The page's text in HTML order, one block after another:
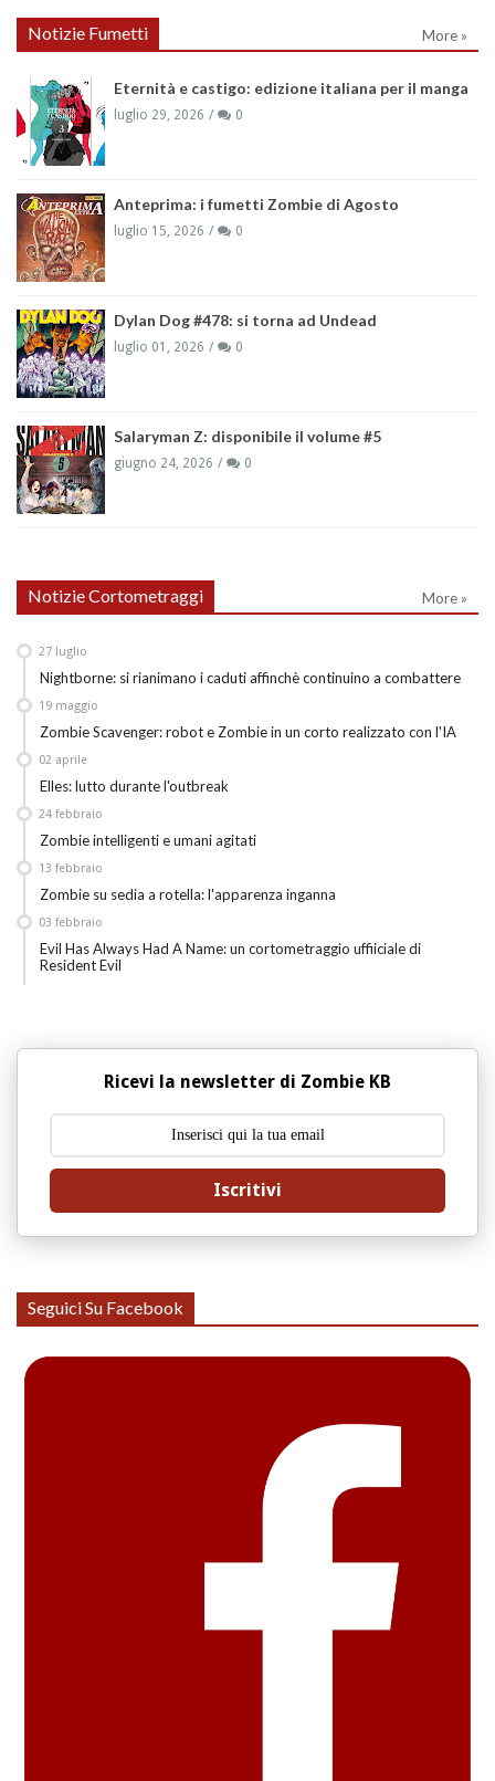
Notizie Fumetti More »
Eternità e castigo: edizione italiana per il manga
luglio 29, 2026 0
Anteprima: i fumetti Zombie di Agosto
luglio 15, 2026 0
Dylan Dog #478: si torna ad Undead
luglio 01, 2026 0
Salaryman Z: disponibile il volume #5
giugno 24, 2026 0
Notizie Cortometraggi More »
Nightborne: si rianimano i caduti affinchè continuino a combattere
27 luglio
Zombie Scavenger: robot e Zombie in un corto realizzato con l'IA
19 maggio
Elles: lutto durante l'outbreak
02 aprile
Zombie intelligenti e umani agitati
24 febbraio
Zombie su sedia a rotella: l'apparenza inganna
13 febbraio
Evil Has Always Had A Name: un cortometraggio uffiiciale di
Resident Evil
03 febbraio
Ricevi la newsletter di Zombie KB
Iscritivi
Seguici Su Facebook